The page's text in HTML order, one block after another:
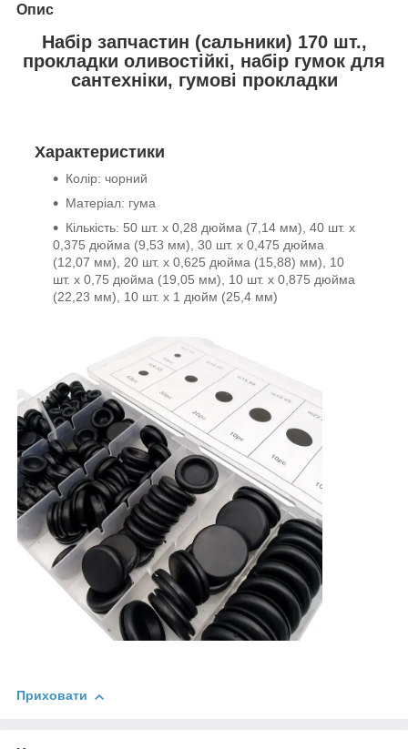
Опис
Набір запчастин (сальники) 170 шт.,
прокладки оливостійкі, набір гумок для
сантехніки, гумові прокладки
Характеристики
Колір: чорний
Матеріал: гума
Кількість: 50 шт. x 0,28 дюйма (7,14 мм), 40 шт. x
0,375 дюйма (9,53 мм), 30 шт. x 0,475 дюйма
(12,07 мм), 20 шт. x 0,625 дюйма (15,88) мм), 10
шт. х 0,75 дюйма (19,05 мм), 10 шт. х 0,875 дюйма
(22,23 мм), 10 шт. х 1 дюйм (25,4 мм)
Приховати